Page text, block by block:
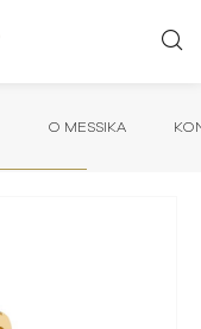
O MESSIKA